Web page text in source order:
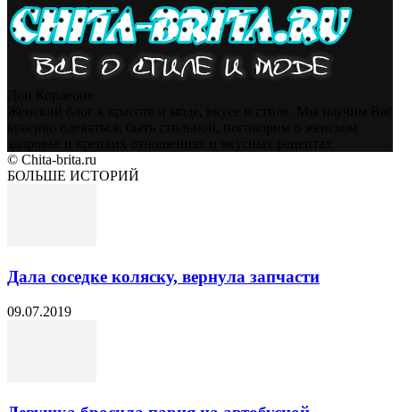
© Chita-brita.ru
БОЛЬШЕ ИСТОРИЙ
Дала соседке коляску, вернула запчасти
09.07.2019